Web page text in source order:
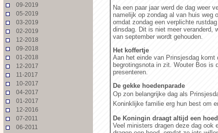
09-2019
05-2019
03-2019
02-2019
12-2018
09-2018
01-2018
12-2017
11-2017
10-2017
04-2017
01-2017
12-2016
07-2011
06-2011
Na een paar jaar werd de dag weer
namelijk op zondag al van huis weg
omdat zondag een verplichte
dinsdag. Dit is niet meer veranderd,
van september wordt gehouden.
Het koffertje
Aan het einde van Prinsjesdag
begrotingsnota in zit. Wouter Bos is
presenteren.
De gekke hoedenparade
Op zon belangrijke dag als
Koninklijke familie erg hun best om
De Koningin draagt altijd een
Veel ministers dragen deze dag